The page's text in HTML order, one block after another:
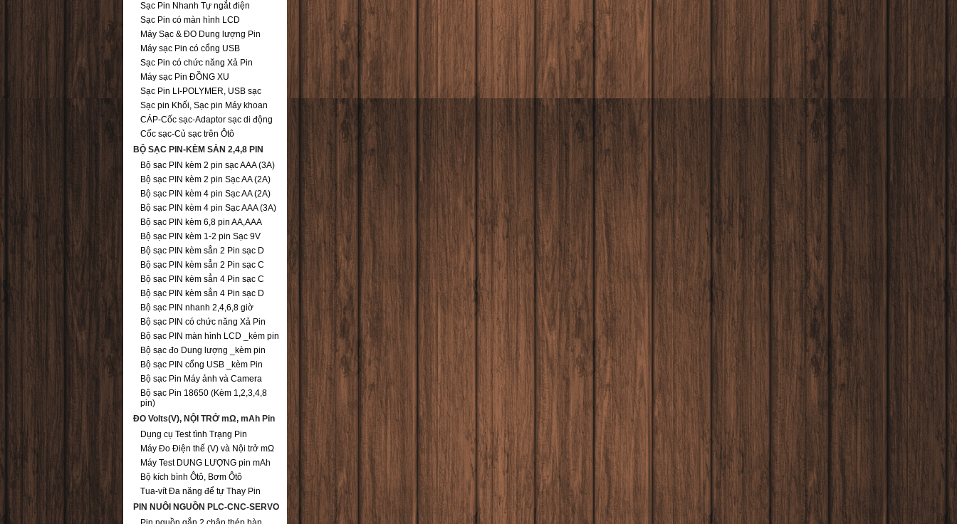
Sạc Pin Nhanh Tự ngắt điện
Sạc Pin có màn hình LCD
Máy Sạc & ĐO Dung lượng Pin
Máy sạc Pin có cổng USB
Sạc Pin có chức năng Xả Pin
Máy sạc Pin ĐỒNG XU
Sạc Pin LI-POLYMER, USB sạc
Sạc pin Khối, Sạc pin Máy khoan
CÁP-Cốc sạc-Adaptor sạc di động
Cốc sạc-Củ sạc trên Ôtô
BỘ SẠC PIN-KÈM SẲN 2,4,8 PIN
Bộ sạc PIN kèm 2 pin sạc AAA (3A)
Bộ sạc PIN kèm 2 pin Sạc AA (2A)
Bộ sạc PIN kèm 4 pin Sạc AA (2A)
Bộ sạc PIN kèm 4 pin Sạc AAA (3A)
Bộ sạc PIN kèm 6,8 pin AA,AAA
Bộ sạc PIN kèm 1-2 pin Sạc 9V
Bộ sạc PIN kèm sẳn 2 Pin sạc D
Bộ sạc PIN kèm sẳn 2 Pin sạc C
Bộ sạc PIN kèm sẳn 4 Pin sạc C
Bộ sạc PIN kèm sẳn 4 Pin sạc D
Bộ sạc PIN nhanh 2,4,6,8 giờ
Bộ sạc PIN có chức năng Xả Pin
Bộ sạc PIN màn hình LCD _kèm pin
Bộ sạc đo Dung lượng _kèm pin
Bộ sạc PIN cổng USB _kèm Pin
Bộ sạc Pin Máy ảnh và Camera
Bộ sạc Pin 18650 (Kèm 1,2,3,4,8
pin)
ĐO Volts(V), NỘI TRỞ mΩ, mAh Pin
Dụng cụ Test tình Trạng Pin
Máy Đo Điện thế (V) và Nội trở mΩ
Máy Test DUNG LƯỢNG pin mAh
Bộ kích bình Ôtô, Bơm Ôtô
Tua-vít Đa năng để tự Thay Pin
PIN NUÔI NGUỒN PLC-CNC-SERVO